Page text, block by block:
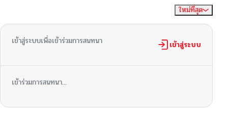
ใหม่ที่สุด
เข้าสู่ระบบเพื่อเข้าร่วมการสนทนา เข้าสู่ระบบ
เข้าร่วมการสนทนา...